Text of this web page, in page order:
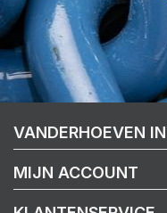
VANDERHOEVEN
MIJN ACCOUNT